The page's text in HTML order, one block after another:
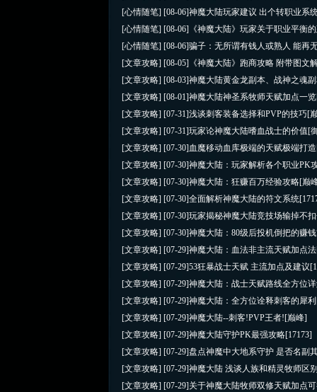
[心情随笔] [08-06]神魔大陆玩家建议 出个转职业系
[心情随笔] [08-06] 《神魔大陆》玩家关于职业平衡
[心情随笔] [08-06]骗子：无所谓有钱人或熟人 能再
[文章攻略] [08-05] 《神魔大陆》跑商攻略 附带图文
[文章攻略] [08-03]神魔大陆黄金龙副本、战神之魂
[文章攻略] [08-01]神魔大陆神圣系牧师天赋加点一览
[文章攻略] [07-31]浅谈刺客装备选择和PVP的技巧[
[文章攻略] [07-31]玩家论神魔大陆嗜血战士的价值[
[文章攻略] [07-30]血魔移动血库极端的天赋极端打造
[文章攻略] [07-30]神魔大陆：玩家解析各个职业PK
[文章攻略] [07-30]神魔大陆：狂赚百万经验攻略[巅
[文章攻略] [07-30]全面解析神魔大陆的符文系统
[文章攻略] [07-30]玩家揭秘神魔大陆竞技场输掉不
[文章攻略] [07-30]神魔大陆：80级后投机倒把的赚
[文章攻略] [07-29]神魔大陆：血法非主流天赋加点法
[文章攻略] [07-29]53狂暴战士天赋 主流加点及建议
[文章攻略] [07-29]神魔大陆：战士天赋路线全方位
[文章攻略] [07-29]神魔大陆：全方位诠释刺客的犀利
[文章攻略] [07-29]神魔大陆--刺客!PVP王者![巅峰]
[文章攻略] [07-29]神魔大陆守护PK最强攻略[17173]
[文章攻略] [07-29]盘点神魔中大地系守护 是否名副
[文章攻略] [07-29]神魔大陆 浅谈人族和精灵牧师区
[文章攻略] [07-29]关于神魔大陆牧师双修天赋加点